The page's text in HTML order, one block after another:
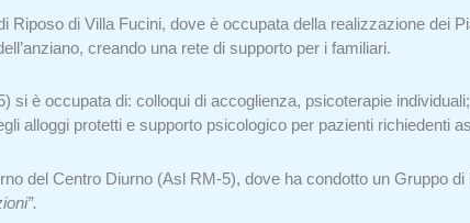
Riposo di Villa Fucini, dove è occupata della realizzazione dei
creando una rete di supporto per i familiari.
si è occupata di: colloqui di accoglienza, psicoterapie
alloggi protetti e supporto psicologico per pazienti richiedenti
del Centro Diurno (Asl RM-5), dove ha condotto un Gruppo